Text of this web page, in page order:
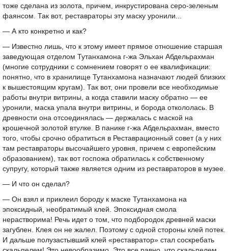
тоже сделана из золота, причем, инкрустирована серо-зеленым
фаянсом. Так вот, реставраторы эту маску уронили...
— А кто конкретно и как?
— Известно лишь, что к этому имеет прямое отношение старшая
заведующая отделом Тутанхамона г-жа Эльхан Абдельрахман
(многие сотрудники с сомнением говорят о ее квалификации:
понятно, что в хранилище Тутанхамона назначают людей близких
к вышестоящим кругам). Так вот, они провели все необходимые
работы внутри витрины, а когда ставили маску обратно — ее
уронили, маска упала внутри витрины, и борода откололась. В
древности она отсоединялась — держалась с маской на
крошечной золотой втулке. В панике г-жа Абдельрахман, вместо
того, чтобы срочно обратиться в Реставрационный совет (а у них
там реставраторы высочайшего уровня, причем с европейским
образованием), так вот госпожа обратилась к собственному
супругу, который также является одним из реставраторов в музее.
— И что он сделал?
— Он взял и приклеил бороду к маске Тутанхамона на
эпоксидный, необратимый клей. Эпоксидная смола
нерастворима! Речь идет о том, что подбородок древней маски
загублен. Клея он не жалел. Поэтому с одной стороны клей потек.
И дальше полузастывший клей «реставратор» стал соскребать